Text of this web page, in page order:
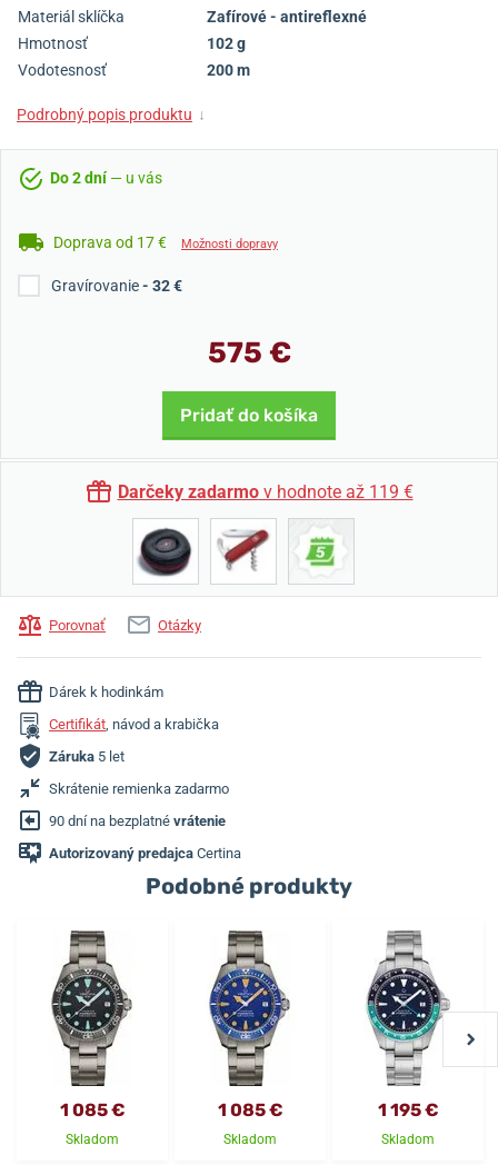
Materiál sklíčka
Zafírové - antireflexné
Hmotnosť
102 g
Vodotesnosť
200 m
Podrobný popis produktu ↓
Do 2 dní— u vás
Doprava od 17 € Možnosti dopravy
Gravírovanie- 32 €
575 €
Pridať do košíka
Darčeky zadarmov hodnote až 119 €
Porovnať Otázky
Dárek k hodinkám
Certifikát, návod a krabička
Záruka 5 let
Skrátenie remienka zadarmo
90 dní na bezplatné vrátenie
Autorizovaný predajca Certina
Podobné produkty
1 085 €
Skladom
1 085 €
Skladom
1 195 €
Skladom